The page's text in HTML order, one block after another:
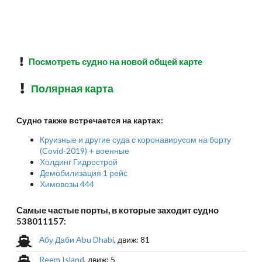
Посмотреть судно на новой общей карте
Полярная карта
Судно также встречается на картах:
Круизные и другие суда с коронавирусом на борту
(Covid-2019) + военные
Холдинг Гидрострой
Демобилизация 1 рейс
Химовозы 444
Самые частые порты, в которые заходит судно
538011157:
Абу Даби Abu Dhabi, движ: 81
Reem Island, движ: 5